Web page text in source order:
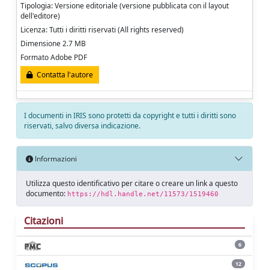
Tipologia: Versione editoriale (versione pubblicata con il layout
dell'editore)
Licenza: Tutti i diritti riservati (All rights reserved)
Dimensione 2.7 MB
Formato Adobe PDF
Contatta l'autore
I documenti in IRIS sono protetti da copyright e tutti i diritti sono
riservati, salvo diversa indicazione.
Informazioni
Utilizza questo identificativo per citare o creare un link a questo
documento: https://hdl.handle.net/11573/1519460
Citazioni
6
12